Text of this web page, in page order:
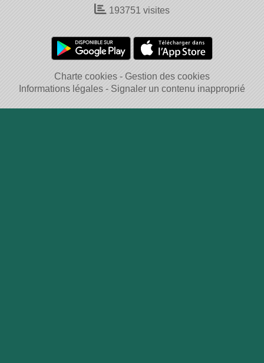
193751 visites
Charte cookies
Gestion des cookies
Informations légales
Signaler un contenu inapproprié